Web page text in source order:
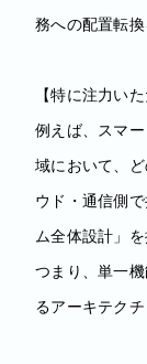
務への配置転
【特に注力い
例えば、スマ
域において、
ウド・通信側
ム全体設計」を
つまり、単一
るアーキテクチ